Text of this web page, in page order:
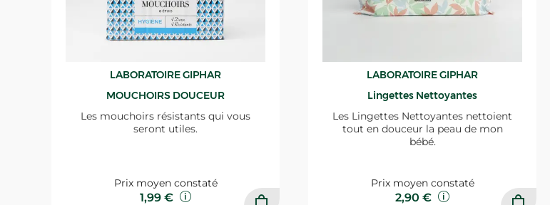
LABORATOIRE GIPHAR
MOUCHOIRS DOUCEUR
Les mouchoirs résistants qui vous
seront utiles.
Prix moyen constaté
1,99 €
LABORATOIRE GIPHAR
Lingettes Nettoyantes
Les Lingettes Nettoyantes nettoient
tout en douceur la peau de mon
bébé.
Prix moyen constaté
2,90 €